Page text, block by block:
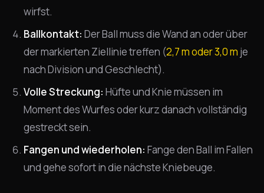
wirfst.
Ballkontakt: Der Ball muss die Wand an oder über
der markierten Ziellinie treffen (2,7 m oder 3,0 m je
nach Division und Geschlecht).
Volle Streckung: Hüfte und Knie müssen im
Moment des Wurfes oder kurz danach vollständig
gestreckt sein.
Fangen und wiederholen: Fange den Ball im Fallen
und gehe sofort in die nächste Kniebeuge.